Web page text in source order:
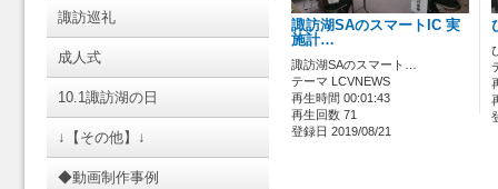
諏訪巡礼
成人式
10.1諏訪湖の日
↓【その他】↓
◆動画制作事例
諏訪湖SAのスマートIC 実
施計…
諏訪湖SAのスマート…
テーマ LCVNEWS
再生時間 00:01:43
再生回数 71
登録日 2019/08/21